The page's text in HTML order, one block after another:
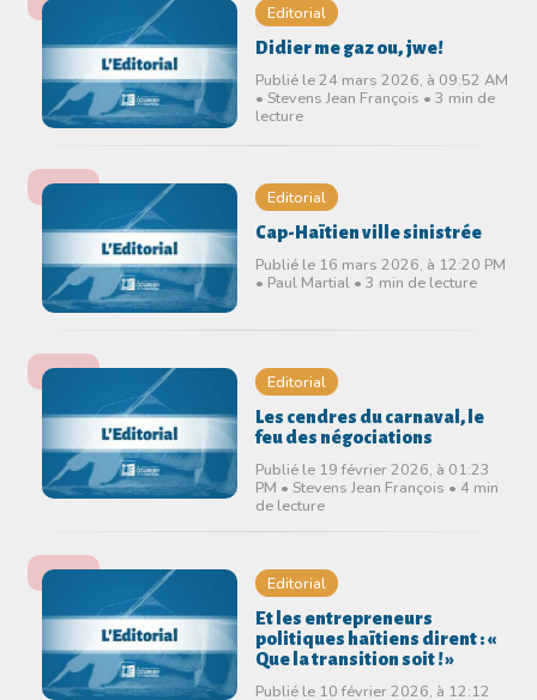
Editorial
Didier me gaz ou, jwe!
Publié le 24 mars 2026, à 09:52 AM
• Stevens Jean François • 3 min de
lecture
Editorial
Cap-Haïtien ville sinistrée
Publié le 16 mars 2026, à 12:20 PM
• Paul Martial • 3 min de lecture
Editorial
Les cendres du carnaval, le
feu des négociations
Publié le 19 février 2026, à 01:23
PM • Stevens Jean François • 4 min
de lecture
Editorial
Et les entrepreneurs
politiques haïtiens dirent : «
Que la transition soit ! »
Publié le 10 février 2026, à 12:12